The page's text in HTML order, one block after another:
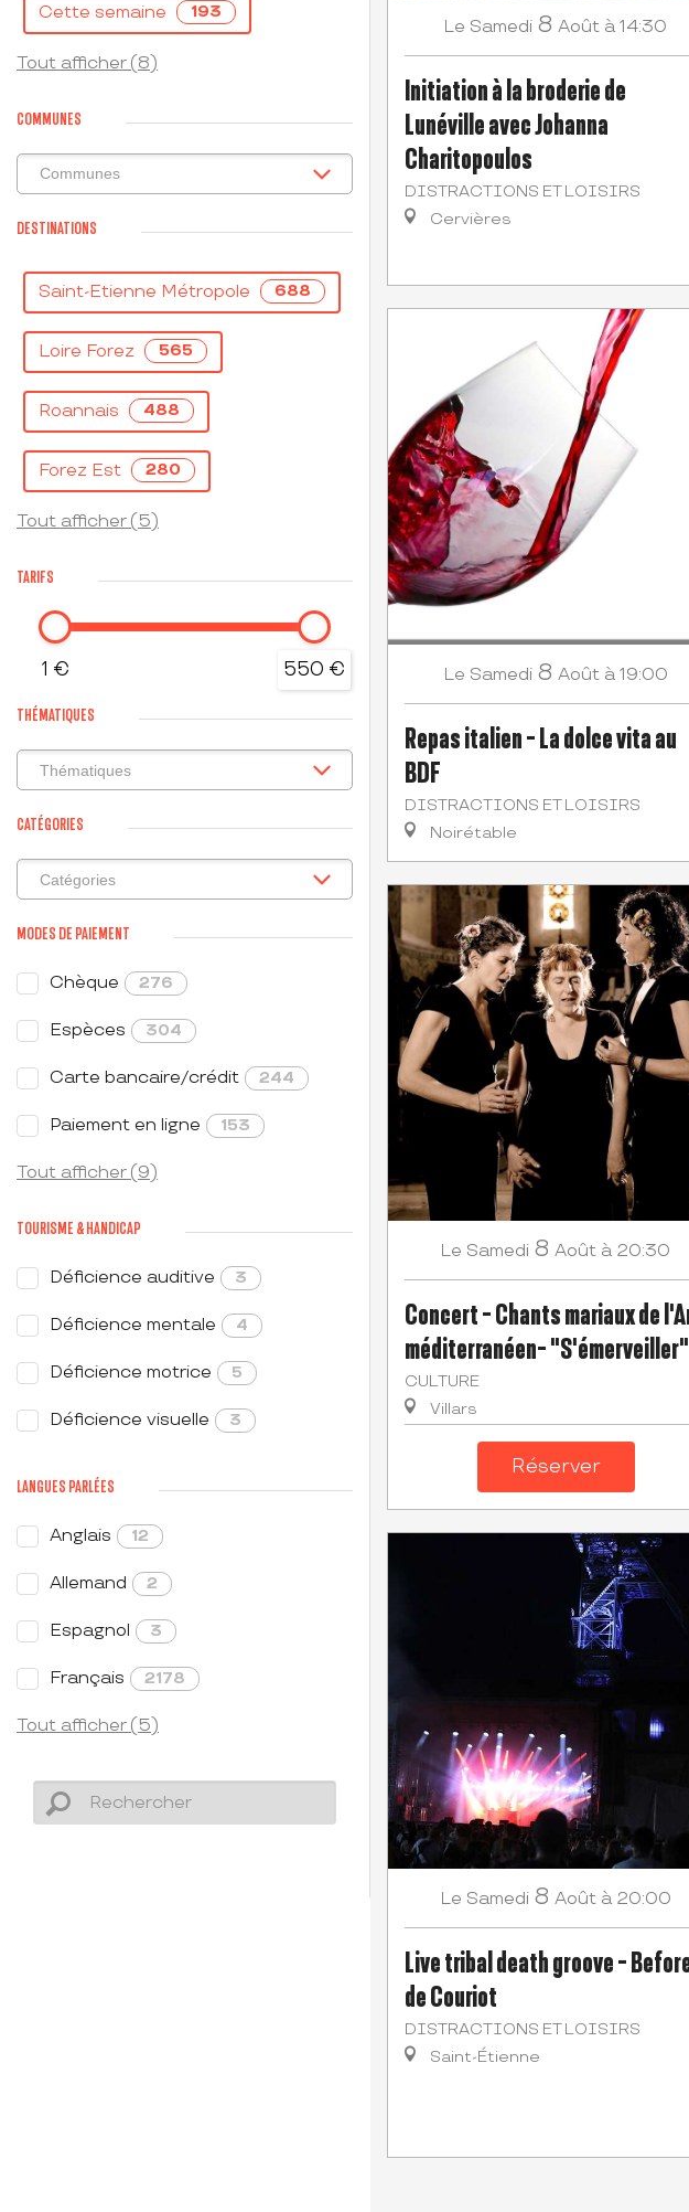
Cette semaine 193
Tout afficher (8)
COMMUNES
DESTINATIONS
Saint-Etienne Métropole 688
Loire Forez 565
Roannais 488
Forez Est 280
Tout afficher (5)
TARIFS
1 € 550 €
THÉMATIQUES
CATÉGORIES
MODES DE PAIEMENT
Chèque 276
Espèces 304
Carte bancaire/crédit 244
Paiement en ligne 153
Tout afficher (9)
TOURISME & HANDICAP
Déficience auditive 3
Déficience mentale 4
Déficience motrice 5
Déficience visuelle 3
LANGUES PARLÉES
Anglais 12
Allemand 2
Espagnol 3
Français 2178
Tout afficher (5)
Le Samedi 8 Août à 14:30
Initiation à la broderie de
Lunéville avec Johanna
Charitopoulos
DISTRACTIONS ET LOISIRS
Cervières
Le Samedi 8 Août à 19:00
Repas italien - La dolce vita au
BDF
DISTRACTIONS ET LOISIRS
Noirétable
Le Samedi 8 Août à 20:30
Concert - Chants mariaux de
méditerranéen- "S'émerveiller"
CULTURE
Villars
Réserver
Le Samedi 8 Août à 20:00
Live tribal death groove -
de Couriot
DISTRACTIONS ET LOISIRS
Saint-Étienne